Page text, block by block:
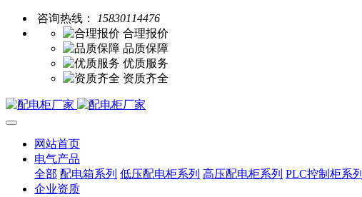
咨询热线：
15830114476
合理报价
品质保障
优质服务
资质齐全
网站首页
电气产品
全部 配电箱系列 低压配电柜系列 高压配电柜系列 PLC控制柜系列
企业资质